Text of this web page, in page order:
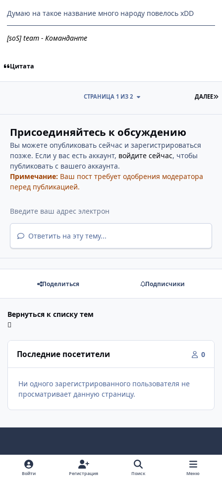
Думаю на такое название много народу повелось хDD
[soS] team - Команданте
Цитата
ДАЛЕЕ
СТРАНИЦА 1 ИЗ 2
Присоединяйтесь к обсуждению
Вы можете опубликовать сейчас и зарегистрироваться
позже. Если у вас есть аккаунт, войдите сейчас, чтобы
публиковать с вашего аккаунта.
Примечание: Ваш пост требует одобрения модератора
перед публикацией.
Ответить на эту тему...
Поделиться Подписчики
Вернуться к списку тем
Последние посетители 0
Ни одного зарегистрированного пользователя не
просматривает данную страницу.
Светлый режим
Темный режим
Как в системе
v
k
Политика конфиденциальности
Войти Регистрация Поиск Меню